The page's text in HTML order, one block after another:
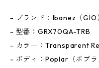
- ブランド：Ibanez（GIO
- 型番：GRX70QA-TRB
- カラー：Transparent
- ボディ：Poplar（ポプラ